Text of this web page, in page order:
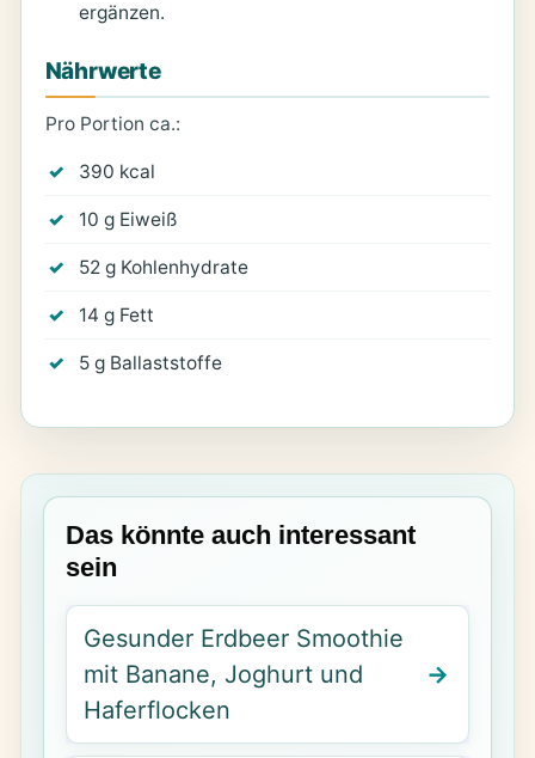
ergänzen.
Nährwerte
Pro Portion ca.:
390 kcal
10 g Eiweiß
52 g Kohlenhydrate
14 g Fett
5 g Ballaststoffe
Das könnte auch interessant
sein
Gesunder Erdbeer Smoothie
mit Banane, Joghurt und
Haferflocken